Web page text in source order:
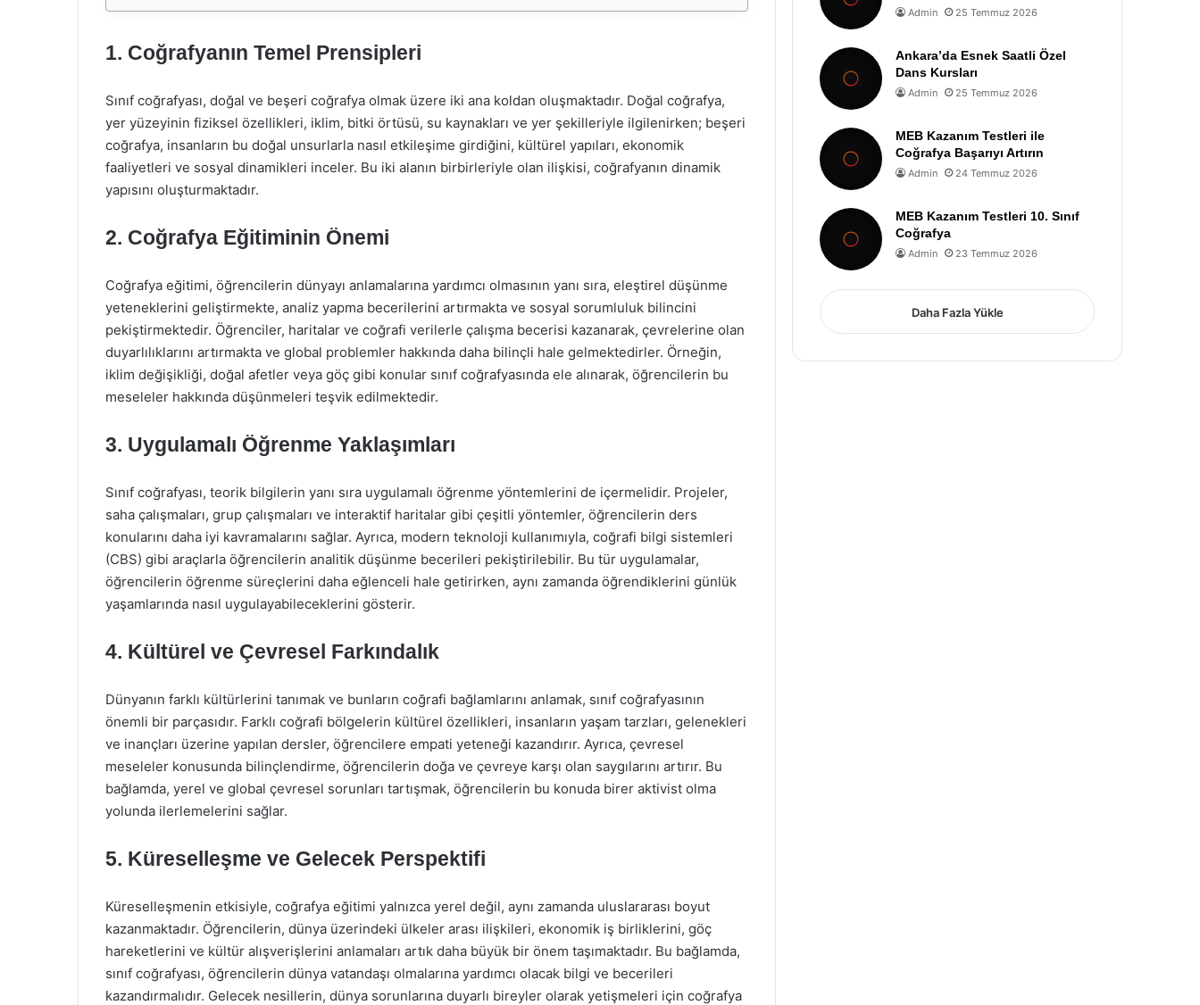
1. Coğrafyanın Temel Prensipleri
Sınıf coğrafyası, doğal ve beşeri coğrafya olmak üzere iki ana koldan oluşmaktadır. Doğal coğrafya,
yer yüzeyinin fiziksel özellikleri, iklim, bitki örtüsü, su kaynakları ve yer şekilleriyle ilgilenirken; beşeri
coğrafya, insanların bu doğal unsurlarla nasıl etkileşime girdiğini, kültürel yapıları, ekonomik
faaliyetleri ve sosyal dinamikleri inceler. Bu iki alanın birbirleriyle olan ilişkisi, coğrafyanın dinamik
yapısını oluşturmaktadır.
2. Coğrafya Eğitiminin Önemi
Coğrafya eğitimi, öğrencilerin dünyayı anlamalarına yardımcı olmasının yanı sıra, eleştirel düşünme
yeteneklerini geliştirmekte, analiz yapma becerilerini artırmakta ve sosyal sorumluluk bilincini
pekiştirmektedir. Öğrenciler, haritalar ve coğrafi verilerle çalışma becerisi kazanarak, çevrelerine olan
duyarlılıklarını artırmakta ve global problemler hakkında daha bilinçli hale gelmektedirler. Örneğin,
iklim değişikliği, doğal afetler veya göç gibi konular sınıf coğrafyasında ele alınarak, öğrencilerin bu
meseleler hakkında düşünmeleri teşvik edilmektedir.
3. Uygulamalı Öğrenme Yaklaşımları
Sınıf coğrafyası, teorik bilgilerin yanı sıra uygulamalı öğrenme yöntemlerini de içermelidir. Projeler,
saha çalışmaları, grup çalışmaları ve interaktif haritalar gibi çeşitli yöntemler, öğrencilerin ders
konularını daha iyi kavramalarını sağlar. Ayrıca, modern teknoloji kullanımıyla, coğrafi bilgi sistemleri
(CBS) gibi araçlarla öğrencilerin analitik düşünme becerileri pekiştirilebilir. Bu tür uygulamalar,
öğrencilerin öğrenme süreçlerini daha eğlenceli hale getirirken, aynı zamanda öğrendiklerini günlük
yaşamlarında nasıl uygulayabileceklerini gösterir.
4. Kültürel ve Çevresel Farkındalık
Dünyanın farklı kültürlerini tanımak ve bunların coğrafi bağlamlarını anlamak, sınıf coğrafyasının
önemli bir parçasıdır. Farklı coğrafi bölgelerin kültürel özellikleri, insanların yaşam tarzları, gelenekleri
ve inançları üzerine yapılan dersler, öğrencilere empati yeteneği kazandırır. Ayrıca, çevresel
meseleler konusunda bilinçlendirme, öğrencilerin doğa ve çevreye karşı olan saygılarını artırır. Bu
bağlamda, yerel ve global çevresel sorunları tartışmak, öğrencilerin bu konuda birer aktivist olma
yolunda ilerlemelerini sağlar.
5. Küreselleşme ve Gelecek Perspektifi
Küreselleşmenin etkisiyle, coğrafya eğitimi yalnızca yerel değil, aynı zamanda uluslararası boyut
kazanmaktadır. Öğrencilerin, dünya üzerindeki ülkeler arası ilişkileri, ekonomik iş birliklerini, göç
hareketlerini ve kültür alışverişlerini anlamaları artık daha büyük bir önem taşımaktadır. Bu bağlamda,
sınıf coğrafyası, öğrencilerin dünya vatandaşı olmalarına yardımcı olacak bilgi ve becerileri
kazandırmalıdır. Gelecek nesillerin, dünya sorunlarına duyarlı bireyler olarak yetişmeleri için coğrafya
Admin 25 Temmuz 2026
Ankara’da Esnek Saatli Özel
Dans Kursları
Admin 25 Temmuz 2026
MEB Kazanım Testleri ile
Coğrafya Başarıyı Artırın
Admin 24 Temmuz 2026
MEB Kazanım Testleri 10. Sınıf
Coğrafya
Admin 23 Temmuz 2026
Daha Fazla Yükle